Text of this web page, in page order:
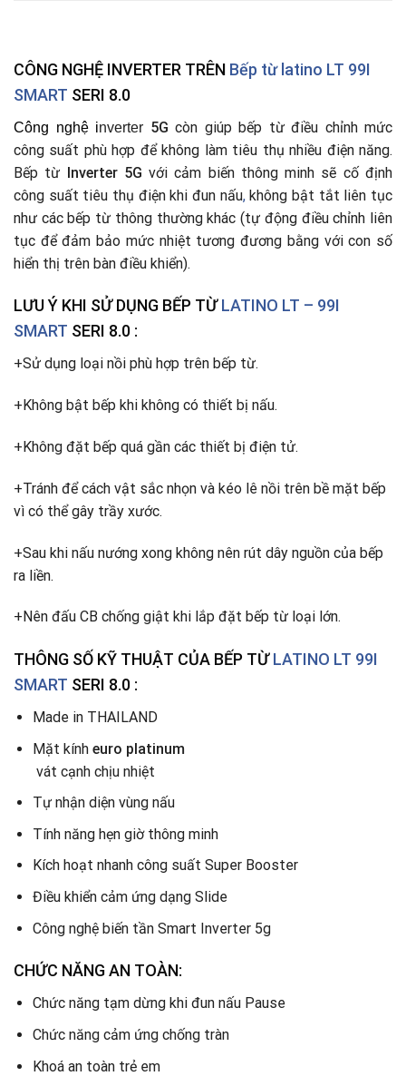
CÔNG NGHỆ INVERTER TRÊN Bếp từ latino LT 99I
SMART SERI 8.0
Công nghệ inverter 5G còn giúp bếp từ điều chỉnh mức
công suất phù hợp để không làm tiêu thụ nhiều điện năng.
Bếp từ Inverter 5G với cảm biến thông minh sẽ cố định
công suất tiêu thụ điện khi đun nấu,không bật tắt liên tục
như các bếp từ thông thường khác (tự động điều chỉnh liên
tục để đảm bảo mức nhiệt tương đương bằng với con số
hiển thị trên bàn điều khiển).
LƯU Ý KHI SỬ DỤNG BẾP TỪLATINO LT – 99I
SMART SERI 8.0 :
+Sử dụng loại nồi phù hợp trên bếp từ.
+Không bật bếp khi không có thiết bị nấu.
+Không đặt bếp quá gần các thiết bị điện tử.
+Tránh để cách vật sắc nhọn và kéo lê nồi trên bề mặt bếp
vì có thể gây trầy xước.
+Sau khi nấu nướng xong không nên rút dây nguồn của bếp
ra liền.
+Nên đấu CB chống giật khi lắp đặt bếp từ loại lớn.
THÔNG SỐ KỸ THUẬT CỦA BẾP TỪLATINO LT 99I
SMART SERI 8.0 :
Made in THAILAND
Mặt kính euro platinum
vát cạnh chịu nhiệt
Tự nhận diện vùng nấu
Tính năng hẹn giờ thông minh
Kích hoạt nhanh công suất Super Booster
Điều khiển cảm ứng dạng Slide
Công nghệ biến tần Smart Inverter 5g
CHỨC NĂNG AN TOÀN:
Chức năng tạm dừng khi đun nấu Pause
Chức năng cảm ứng chống tràn
Khoá an toàn trẻ em